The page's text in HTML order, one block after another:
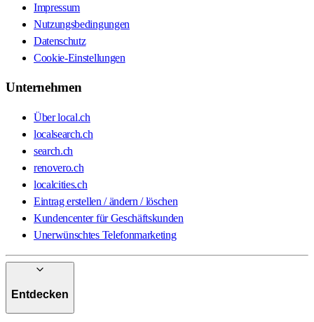
Impressum
Nutzungsbedingungen
Datenschutz
Cookie-Einstellungen
Unternehmen
Über local.ch
localsearch.ch
search.ch
renovero.ch
localcities.ch
Eintrag erstellen / ändern / löschen
Kundencenter für Geschäftskunden
Unerwünschtes Telefonmarketing
Entdecken